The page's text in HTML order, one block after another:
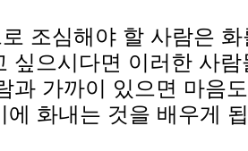
조심해야 할 사람은
싶으시다면 이러한 사
과 가까이 있으면 마음
화내는 것을 배우게